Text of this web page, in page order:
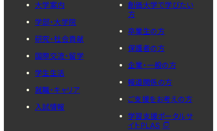
大学案内
学部・大学院
研究・社会貢献
国際交流・留学
学生生活
就職・キャリア
入試情報
創価大学で学びたい
方
卒業生の方
保護者の方
企業・一般の方
報道関係の方
ご支援をお考えの方
学習支援ポータルサ
イトPLAS